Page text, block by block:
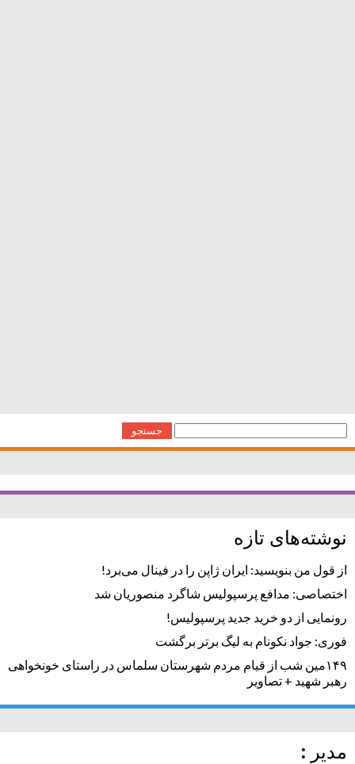
جستجو
برای:
نوشته‌های تازه
از قول من بنویسید: ایران ژاپن را در فینال می‌برد!
اختصاصی: مدافع پرسپولیس شاگرد منصوریان شد
رونمایی از دو خرید جدید پرسپولیس!
فوری: جواد نکونام به لیگ برتر برگشت
۱۴۹مین شب از قیام مردم شهرستان سلماس در راستای خونخواهی
رهبر شهید + تصاویر
مدیر :